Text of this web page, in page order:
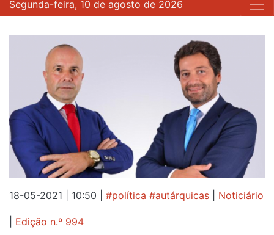
Segunda-feira, 10 de agosto de 2026
18-05-2021 | 10:50 #política #autárquicas Noticiário
Edição n.º 994